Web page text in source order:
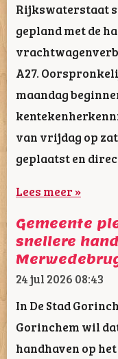
Rijkswaterstaat
gepland met de
A27.
maandag
van vrijdag op
geplaatst en
Lees meer »
Gemeente
snellere
24 jul 2026 08:43
In De Stad
Gorinchem wil
handhaven op